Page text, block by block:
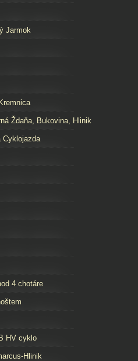
Jarmok
Ždaňa, Bukovina, Hlinik
Cyklojazda
4 chotáre
HV cyklo
Hlinik